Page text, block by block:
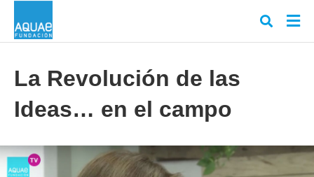
y
La Revolución de las
Ideas… en el campo